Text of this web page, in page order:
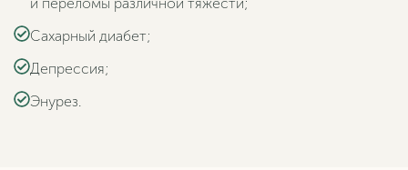
Сахарный диабет;
Депрессия;
Энурез.